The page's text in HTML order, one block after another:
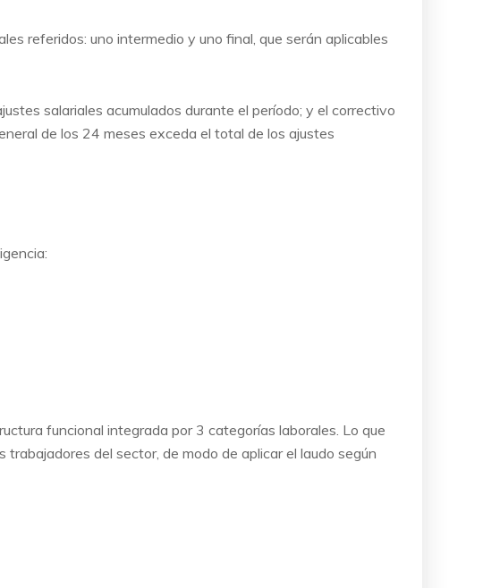
referidos: uno intermedio y uno final, que serán aplicables
salariales acumulados durante el período; y el correctivo
de los 24 meses exceda el total de los ajustes
funcional integrada por 3 categorías laborales. Lo que
del sector, de modo de aplicar el laudo según